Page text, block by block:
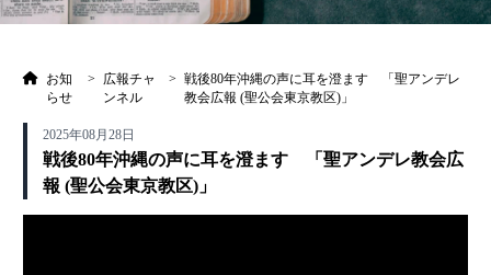
お知
らせ
>
広報チャ
ンネル
> 戦後80年沖縄の声に耳を澄ます 「聖アンデレ
教会広報 (聖公会東京教区)」
2025年08月28日
戦後80年沖縄の声に耳を澄ます 「聖アンデレ教会広
報 (聖公会東京教区)」